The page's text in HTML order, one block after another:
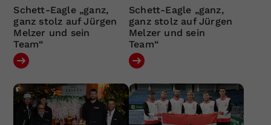
Schett-Eagle „ganz,
ganz stolz auf Jürgen
Melzer und sein
Team“
Schett-Eagle „ganz,
ganz stolz auf Jürgen
Melzer und sein
Team“